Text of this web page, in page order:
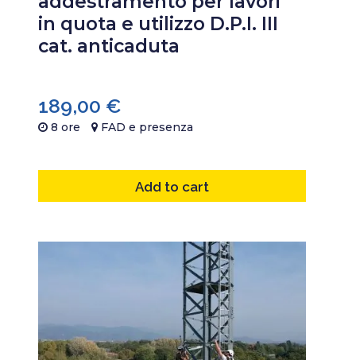
in quota e utilizzo D.P.I. III
cat. anticaduta
189,00 €
8 ore FAD e presenza
Add to cart